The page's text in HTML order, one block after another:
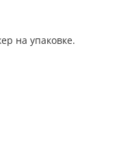
на упаковке.